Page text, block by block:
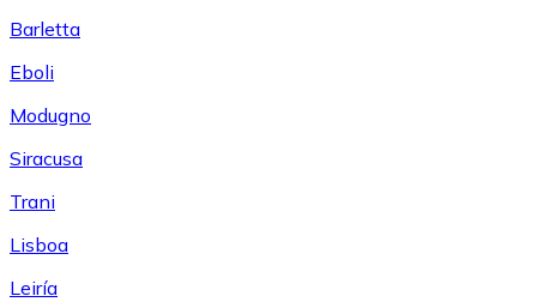
Barletta
Eboli
Modugno
Siracusa
Trani
Lisboa
Leiría